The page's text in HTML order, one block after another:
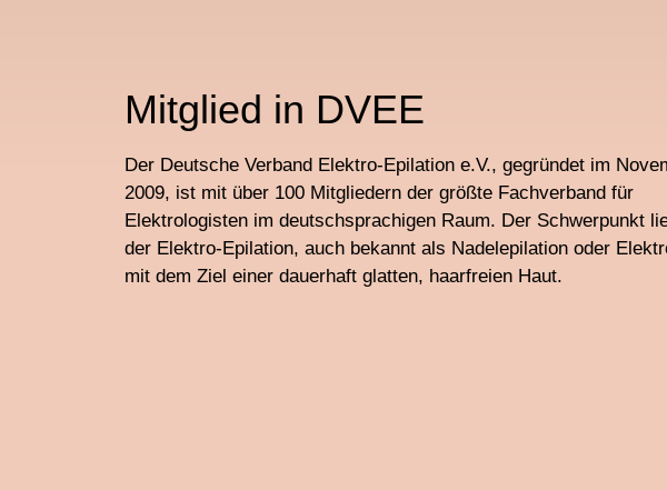
Mitglied in DVEE
Der Deutsche Verband Elektro-Epilation e.V., gegründet im
2009, ist mit über 100 Mitgliedern der größte Fachverband für
Elektrologisten im deutschsprachigen Raum. Der Schwerpunkt
der Elektro-Epilation, auch bekannt als Nadelepilation oder
mit dem Ziel einer dauerhaft glatten, haarfreien Haut.